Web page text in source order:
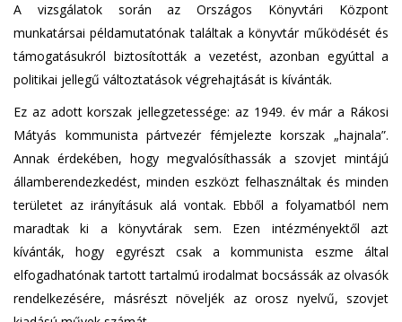
A vizsgálatok során az Országos Könyvtári Központ
munkatársai példamutatónak találtak a könyvtár működését és
támogatásukról biztosították a vezetést, azonban egyúttal a
politikai jellegű változtatások végrehajtását is kívánták.
Ez az adott korszak jellegzetessége: az 1949. év már a Rákosi
Mátyás kommunista pártvezér fémjelezte korszak „hajnala”.
Annak érdekében, hogy megvalósíthassák a szovjet mintájú
államberendezkedést, minden eszközt felhasználtak és minden
területet az irányításuk alá vontak. Ebből a folyamatból nem
maradtak ki a könyvtárak sem. Ezen intézményektől azt
kívánták, hogy egyrészt csak a kommunista eszme által
elfogadhatónak tartott tartalmú irodalmat bocsássák az olvasók
rendelkezésére, másrészt növeljék az orosz nyelvű, szovjet